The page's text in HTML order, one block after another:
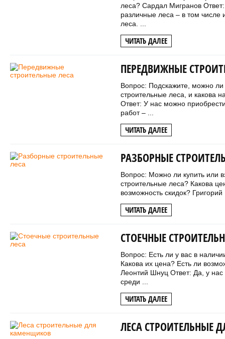
леса? Сардал Мигранов
различные леса – в том числе
леса. ...
ЧИТАТЬ ДАЛЕЕ
ПЕРЕДВИЖНЫЕ
Вопрос: Подскажите, можно
строительные леса, и какова
Ответ: У нас можно
работ – ...
ЧИТАТЬ ДАЛЕЕ
РАЗБОРНЫЕ
Вопрос: Можно ли купить или
строительные леса? Какова
возможность скидок?
ЧИТАТЬ ДАЛЕЕ
СТОЕЧНЫЕ
Вопрос: Есть ли у вас в
Какова их цена? Есть ли
Леонтий Шнуц Ответ: Да, у
среди ...
ЧИТАТЬ ДАЛЕЕ
ЛЕСА СТРОИТЕЛЬНЫЕ